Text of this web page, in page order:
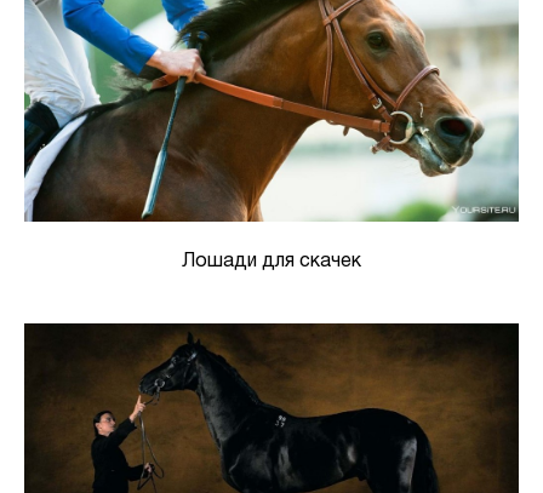
Лошади для скачек